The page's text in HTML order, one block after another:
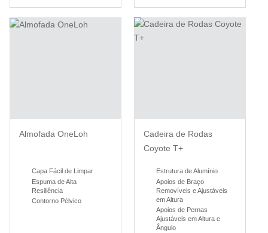
Almofada OneLoh
Capa Fácil de Limpar
Espuma de Alta
Resiliência
Contorno Pélvico
Cadeira de Rodas
Coyote T+
Estrutura de Alumínio
Apoios de Braço
Removíveis e Ajustáveis
em Altura
Apoios de Pernas
Ajustáveis em Altura e
Ângulo